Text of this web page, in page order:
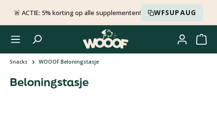
Ga naar de hoofdinhoud
🚨 ACTIE: 5% korting op alle supplementen! WFSUPAUG
Snacks WOOOF Beloningstasje
Beloningstasje